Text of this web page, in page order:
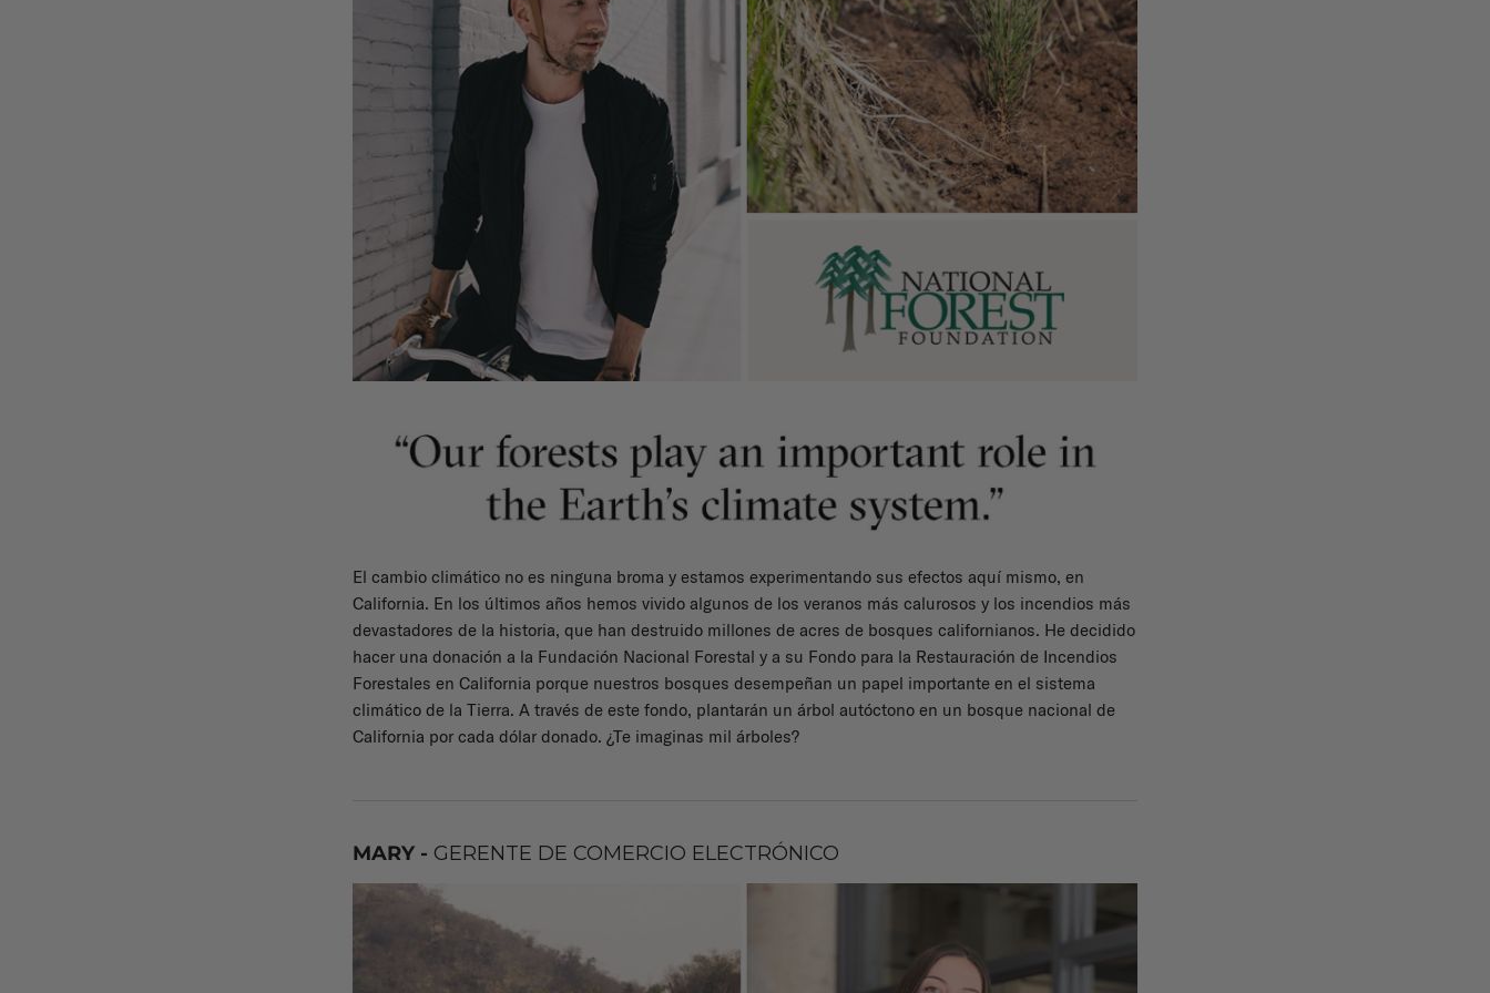
El cambio climático no es ninguna broma y estamos experimentando sus efectos aquí mismo, en
California. En los últimos años hemos vivido algunos de los veranos más calurosos y los incendios más
devastadores de la historia, que han destruido millones de acres de bosques californianos. He decidido
hacer una donación a la Fundación Nacional Forestal y a su Fondo para la Restauración de Incendios
Forestales en California porque nuestros bosques desempeñan un papel importante en el sistema
climático de la Tierra. A través de este fondo, plantarán un árbol autóctono en un bosque nacional de
California por cada dólar donado. ¿Te imaginas mil árboles?
MARY - GERENTE DE COMERCIO ELECTRÓNICO